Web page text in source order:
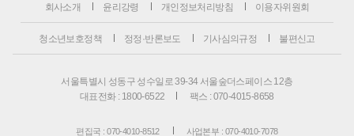
회사소개 윤리강령 개인정보처리방침 이용자위원회
청소년보호정책 정정·반론보도 기사심의규정 불편신고
서울특별시 성동구 성수일로 39-34 서울숲더스페이스 12층
대표전화 : 1800-6522
팩스 : 070-4015-8658
편집국 : 070-4010-8512 사업본부 : 070-4010-7078